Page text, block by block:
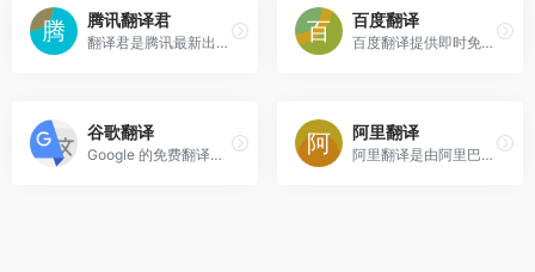
腾讯翻译君
翻译君是腾讯最新出品的实时会话翻译软件，支持中、英、日、韩等多门语言。具有精准语言识别，高效、免费等特点。非常适用于境外旅游、对外交流、口语练习等情境，让你体验同声传译般的流畅和快感。
百度翻译
百度翻译提供即时免费的多语种文本翻译和网页翻译服务，支持中、英、日、韩、泰、法、西、德等28种热门语言互译，覆盖756个翻译方向。
谷歌翻译
Google 的免费翻译服务可提供简体中文和另外 100 多种语言之间的互译功能，可让您即时翻译字词、短语和网页内容。
阿里翻译
阿里翻译是由阿里巴巴提供的多语种在线实时翻译网站，支持多种领域、覆盖200+语言的智能机器翻译服务。阿里翻译还支持文档翻译、图片翻译、视频翻译、语音翻译等多模态翻译能力。